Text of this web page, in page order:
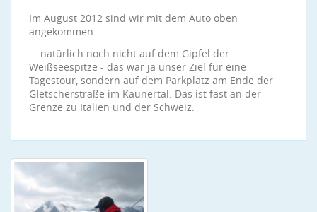
Im August 2012 sind wir mit dem Auto oben
angekommen ...
... natürlich noch nicht auf dem Gipfel der
Weißseespitze - das war ja unser Ziel für eine
Tagestour, sondern auf dem Parkplatz am Ende der
Gletscherstraße im Kaunertal. Das ist fast an der
Grenze zu Italien und der Schweiz.